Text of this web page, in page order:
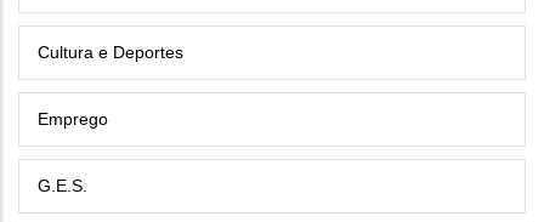
Cultura e Deportes
Emprego
G.E.S.